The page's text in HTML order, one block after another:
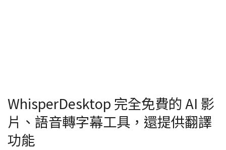
WhisperDesktop 完全免費的 AI 影
片、語音轉字幕工具，還提供翻譯
功能